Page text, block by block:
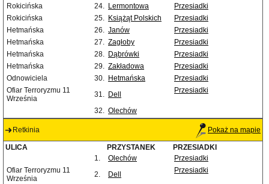
Rokicińska
24. Lermontowa
Przesiadki
Rokicińska
25. Książąt Polskich
Przesiadki
Hetmańska
26. Janów
Przesiadki
Hetmańska
27. Zagłoby
Przesiadki
Hetmańska
28. Dąbrówki
Przesiadki
Hetmańska
29. Zakładowa
Przesiadki
Odnowiciela
30. Hetmańska
Przesiadki
Ofiar Terroryzmu 11
Września
31. Dell Przesiadki
32. Olechów
Retkinia Pokaż na mapie
ULICA PRZYSTANEK
PRZESIADKI
1.
Olechów
Przesiadki
Ofiar Terroryzmu 11
Września
2. Dell Przesiadki